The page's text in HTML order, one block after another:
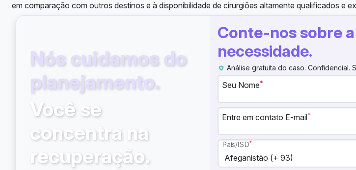
em comparação com outros destinos e à disponibilidade de cirurgiões altamente qualificados e
Nós cuidamos do
planejamento.
Você se
concentra na
recuperação.
Conte-nos sobre
necessidade.
Análise gratuita do caso. Confidencial.
Seu Nome*
Entre em contato E-mail*
País/ISD*